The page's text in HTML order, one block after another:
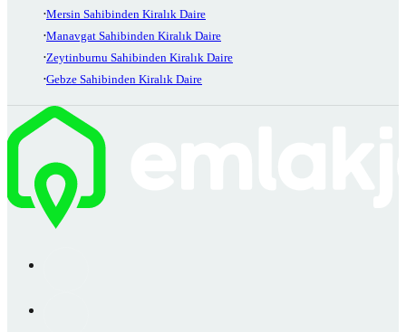
Mersin Sahibinden Kiralık Daire
Manavgat Sahibinden Kiralık Daire
Zeytinburnu Sahibinden Kiralık Daire
Gebze Sahibinden Kiralık Daire